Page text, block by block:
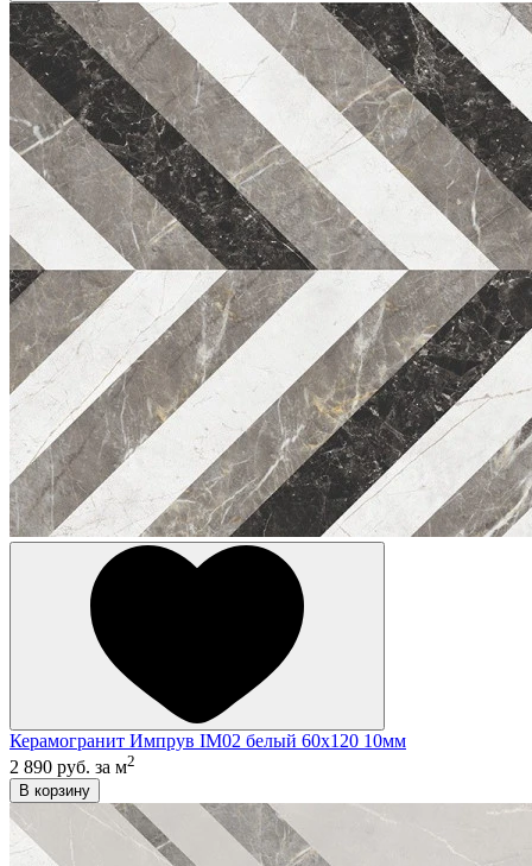
Керамогранит Импрув IM02 белый 60x120 10мм
2 890 руб. за м2
В корзину